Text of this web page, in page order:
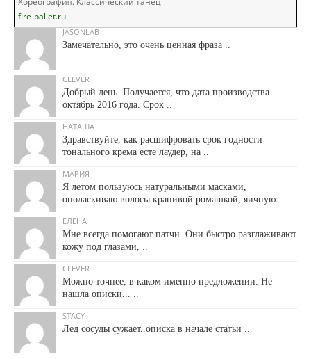
fire-ballet.ru
JASONLAB
Замечательно, это очень ценная фраза ..
CLEVER
Добрый день. Получается, что дата производства
октябрь 2016 года. Срок ..
НАТАША
Здравствуйте, как расшифровать срок годности
тонального крема есте лаудер, на ..
МАРИЯ
Я летом пользуюсь натуральными масками,
ополаскиваю волосы крапивой ромашкой, яичную ..
ЕЛЕНА
Мне всегда помогают патчи. Они быстро разглаживают
кожу под глазами, ..
CLEVER
Можно точнее, в каком именно предложении. Не
нашла описки... ..
STACY
Лед сосуды сужает..описка в начале статьи ..